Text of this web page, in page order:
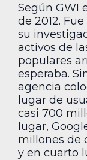
Según GWI
de 2012.
su
activos de
populares
esperaba.
agencia
lugar de
casi 700
lugar,
millones de
y en cuarto